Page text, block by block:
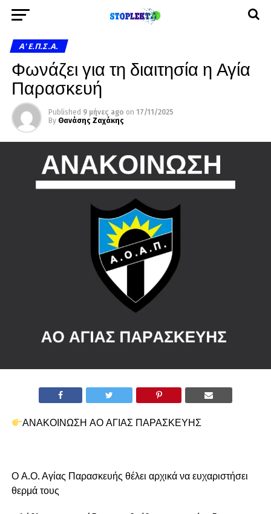
A' Ε.Π.Σ.Α.
Φωνάζει για τη διαιτησία η Αγία
Παρασκευή
Published 9 μήνες ago on 17/11/2025
By Θανάσης Ζαχάκης
ΑΝΑΚΟΙΝΩΣΗ ΑΟ ΑΓΙΑΣ ΠΑΡΑΣΚΕΥΗΣ
Ο Α.Ο. Αγίας Παρασκευής θέλει αρχικά να ευχαριστήσει
θερμά τους